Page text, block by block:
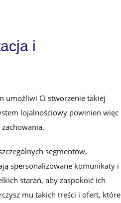
i
umożliwi Ci stworzenie takiej
lojalnościowy powinien więc
segmentów,
spersonalizowane komunikaty i
starań, aby zaspokoić ich
mu takich treści i ofert, które